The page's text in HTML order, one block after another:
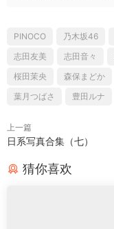
PINOCO 乃木坂46
志田友美
志田音々
桜田茉央
森保まどか
葉月つばさ
豊田ルナ
上一篇
日系写真合集（七）
猜你喜欢